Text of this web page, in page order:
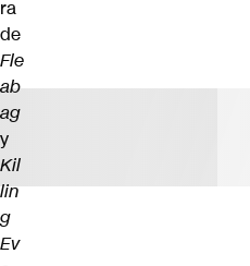
ra
de
Fle
ab
ag
y
Kil
lin
g
Ev